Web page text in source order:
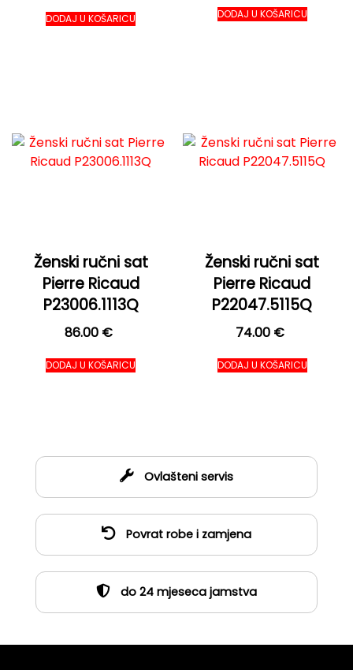
DODAJ U KOŠARICU DODAJ U KOŠARICU
Ženski ručni sat
Pierre Ricaud
P23006.1113Q
86.00 €
DODAJ U KOŠARICU
Ženski ručni sat
Pierre Ricaud
P22047.5115Q
74.00 €
DODAJ U KOŠARICU
Ovlašteni servis
Povrat robe i zamjena
do 24 mjeseca jamstva